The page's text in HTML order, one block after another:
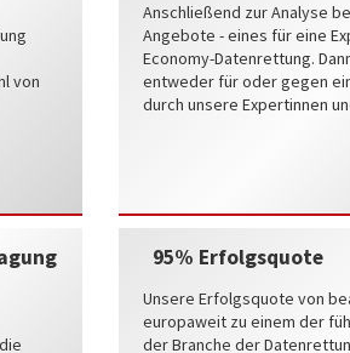
von
Anschließend zur Analyse
Angebote - eines für eine
Economy-Datenrettung.
entweder für oder gegen
durch unsere Expertinnen
95% Erfolgsquote
Unsere Erfolgsquote von
europaweit zu einem der
der Branche der